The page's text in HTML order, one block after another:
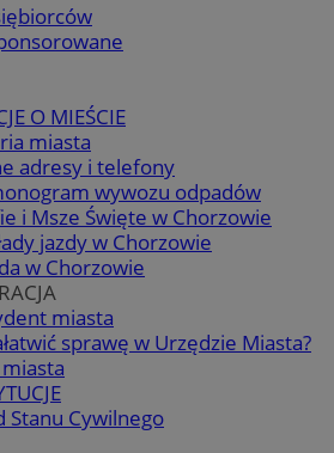
O MIEŚCIE
miasta
adresy i telefony
wywozu odpadów
i Msze Święte w Chorzowie
jazdy w Chorzowie
w Chorzowie
miasta
sprawę w Urzędzie Miasta?
Stanu Cywilnego